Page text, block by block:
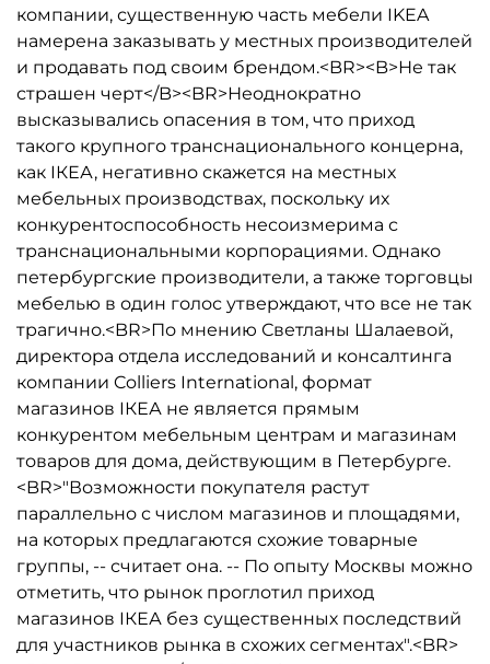
компании, существенную часть мебели IKEA
намерена заказывать у местных производителей
и продавать под своим брендом.<BR><B>Не так
страшен черт</B><BR>Неоднократно
высказывались опасения в том, что приход
такого крупного транснационального концерна,
как IКЕА, негативно скажется на местных
мебельных производствах, поскольку их
конкурентоспособность несоизмерима с
транснациональными корпорациями. Однако
петербургские производители, а также торговцы
мебелью в один голос утверждают, что все не так
трагично.<BR>По мнению Светланы Шалаевой,
директора отдела исследований и консалтинга
компании Colliers International, формат
магазинов IКЕА не является прямым
конкурентом мебельным центрам и магазинам
товаров для дома, действующим в Петербурге.
<BR>"Возможности покупателя растут
параллельно с числом магазинов и площадями,
на которых предлагаются схожие товарные
группы, -- считает она. -- По опыту Москвы можно
отметить, что рынок проглотил приход
магазинов IКЕА без существенных последствий
для участников рынка в схожих сегментах".<BR>